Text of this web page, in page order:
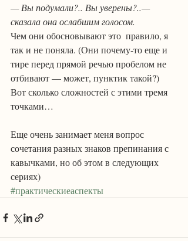
— Вы подумали?.. Вы уверены?..—
сказала она ослабшим голосом.
Чем они обосновывают это  правило, я
так и не поняла. (Они почему-то еще и
тире перед прямой речью пробелом не
отбивают — может, пунктик такой?)
Вот сколько сложностей с этими тремя
точками…
Еще очень занимает меня вопрос
сочетания разных знаков препинания с
кавычками, но об этом в следующих
сериях)
#практическиеаспекты